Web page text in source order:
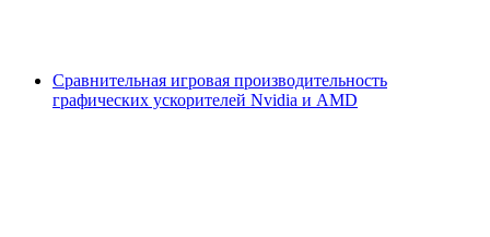
Сравнительная игровая производительность
графических ускорителей Nvidia и AMD